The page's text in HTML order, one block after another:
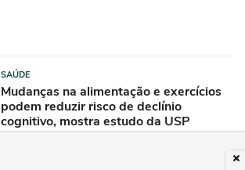
SAÚDE
Mudanças na alimentação e exercícios
podem reduzir risco de declínio
cognitivo, mostra estudo da USP